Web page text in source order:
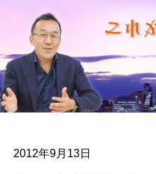
2012年9月13日